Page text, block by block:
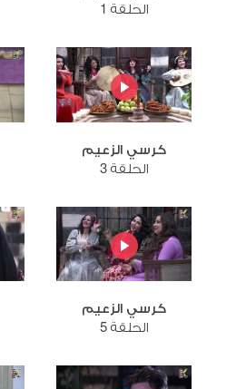
الحلقة 1
كرسي الزعيم
الحلقة 3
كرسي الزعيم
الحلقة 5